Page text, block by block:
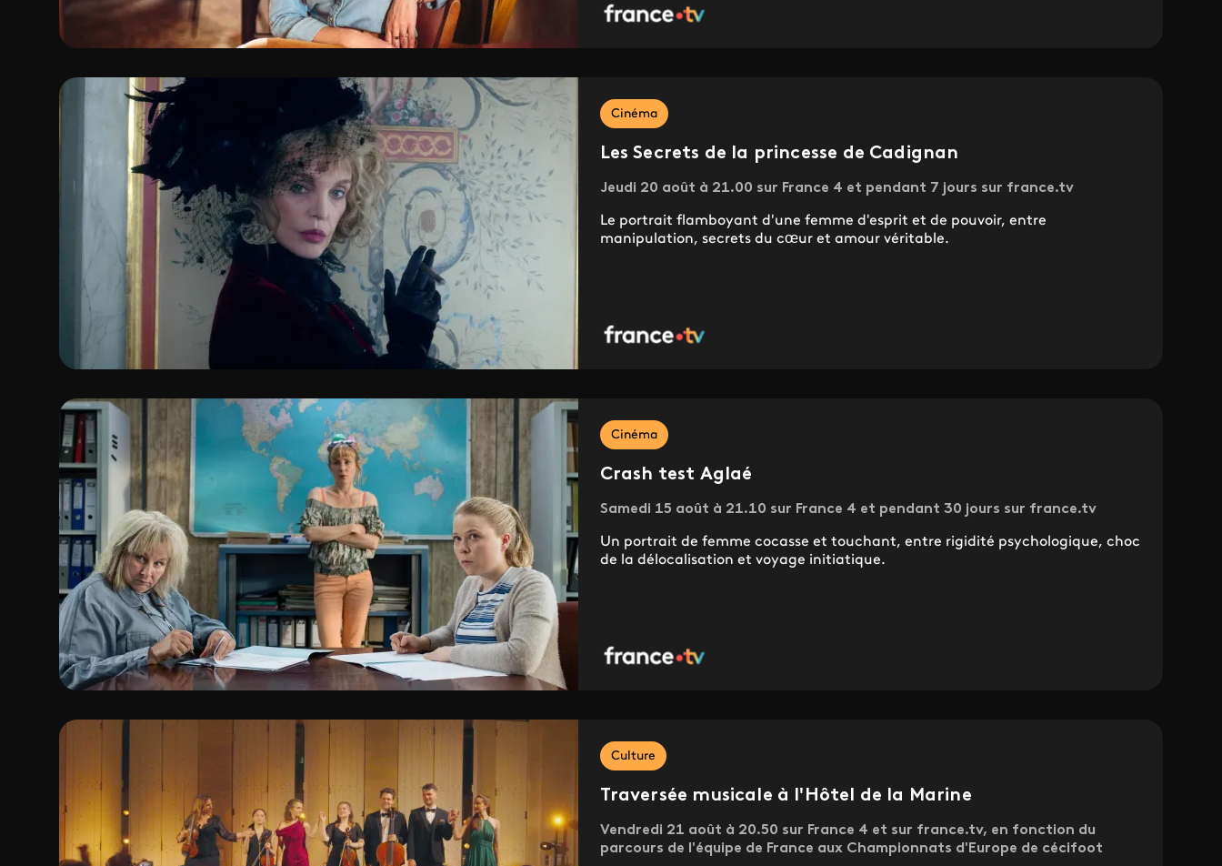
Cinéma
Les Secrets de la princesse de Cadignan
Jeudi 20 août à 21.00 sur France 4 et pendant 7 jours sur france.tv
Le portrait flamboyant d'une femme d'esprit et de pouvoir, entre
manipulation, secrets du cœur et amour véritable.
Cinéma
Crash test Aglaé
Samedi 15 août à 21.10 sur France 4 et pendant 30 jours sur france.tv
Un portrait de femme cocasse et touchant, entre rigidité psychologique, choc
de la délocalisation et voyage initiatique.
Culture
Traversée musicale à l'Hôtel de la Marine
Vendredi 21 août à 20.50 sur France 4 et sur france.tv, en fonction du
parcours de l'équipe de France aux Championnats d'Europe de cécifoot